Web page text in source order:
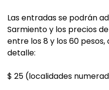
Las entradas se podrán
Sarmiento y los precios
entre los 8 y los 60
detalle:
$ 25 (localidades